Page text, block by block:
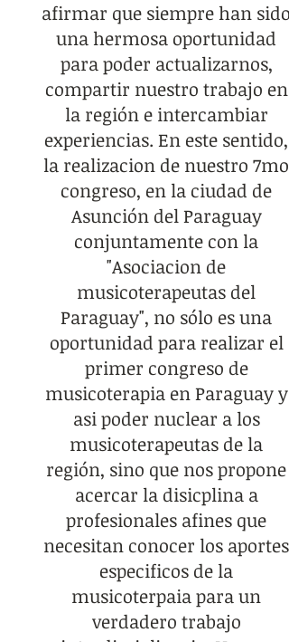
afirmar que siempre han sido
una hermosa oportunidad
para poder actualizarnos,
compartir nuestro trabajo en
la región e intercambiar
experiencias. En este sentido,
la realizacion de nuestro 7mo
congreso, en la ciudad de
Asunción del Paraguay
conjuntamente con la
"Asociacion de
musicoterapeutas del
Paraguay", no sólo es una
oportunidad para realizar el
primer congreso de
musicoterapia en Paraguay y
asi poder nuclear a los
musicoterapeutas de la
región, sino que nos propone
acercar la disicplina a
profesionales afines que
necesitan conocer los aportes
especificos de la
musicoterpaia para un
verdadero trabajo